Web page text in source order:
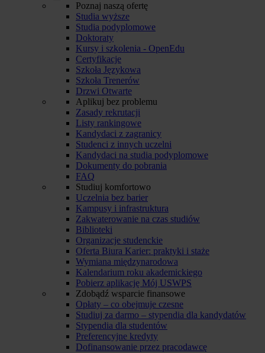
Poznaj naszą ofertę
Studia wyższe
Studia podyplomowe
Doktoraty
Kursy i szkolenia - OpenEdu
Certyfikacje
Szkoła Językowa
Szkoła Trenerów
Drzwi Otwarte
Aplikuj bez problemu
Zasady rekrutacji
Listy rankingowe
Kandydaci z zagranicy
Studenci z innych uczelni
Kandydaci na studia podyplomowe
Dokumenty do pobrania
FAQ
Studiuj komfortowo
Uczelnia bez barier
Kampusy i infrastruktura
Zakwaterowanie na czas studiów
Biblioteki
Organizacje studenckie
Oferta Biura Karier: praktyki i staże
Wymiana międzynarodowa
Kalendarium roku akademickiego
Pobierz aplikację Mój USWPS
Zdobądź wsparcie finansowe
Opłaty – co obejmuje czesne
Studiuj za darmo – stypendia dla kandydatów
Stypendia dla studentów
Preferencyjne kredyty
Dofinansowanie przez pracodawcę